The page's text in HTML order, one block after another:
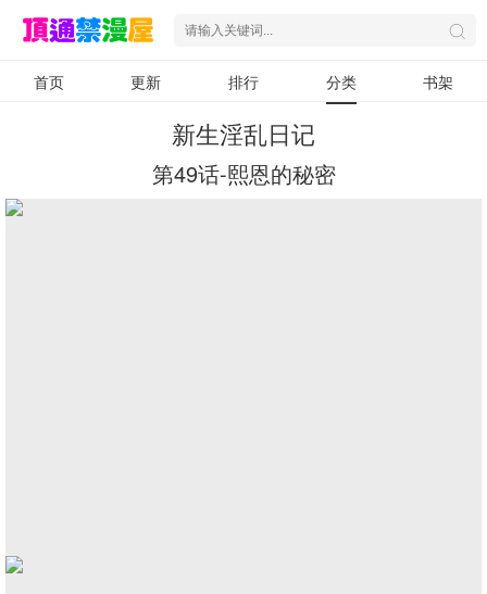
首页 更新 排行 分类 书架
新生淫乱日记
第49话-熙恩的秘密